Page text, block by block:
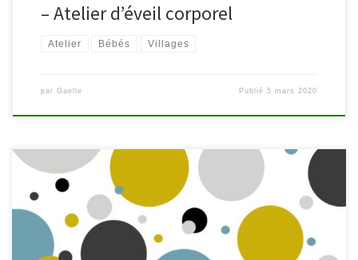
– Atelier d’éveil corporel
Atelier Bébés Villages
par Gaelle Publié5 mars 2020
Heure des bébés à la bibliothèque de Waimes, mercredi 4 mars, à
10h30 La grande maison emmène les tout-petits dans l’univers du
papier. Les petits doigts découvriront le plaisir de la matière.